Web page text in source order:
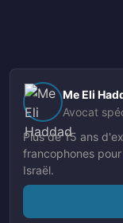
Me Eli
Avocat
Plus de 15 ans
francophones
Israël.